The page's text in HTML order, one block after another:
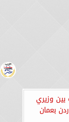
وزيري
بعمان